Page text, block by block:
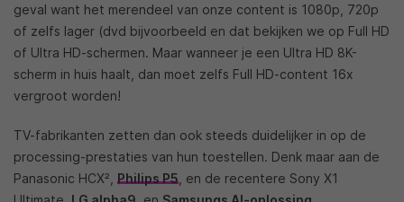
geval want het merendeel van onze content is 1080p, 720p
of zelfs lager (dvd bijvoorbeeld en dat bekijken we op Full HD
of Ultra HD-schermen. Maar wanneer je een Ultra HD 8K-
scherm in huis haalt, dan moet zelfs Full HD-content 16x
vergroot worden!
TV-fabrikanten zetten dan ook steeds duidelijker in op de
processing-prestaties van hun toestellen. Denk maar aan de
Panasonic HCX², Philips P5 , en de recentere Sony X1